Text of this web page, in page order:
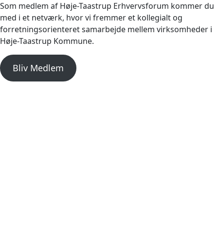
Som medlem af Høje-Taastrup Erhvervsforum kommer du
med i et netværk, hvor vi fremmer et kollegialt og
forretningsorienteret samarbejde mellem virksomheder i
Høje-Taastrup Kommune.
Bliv Medlem